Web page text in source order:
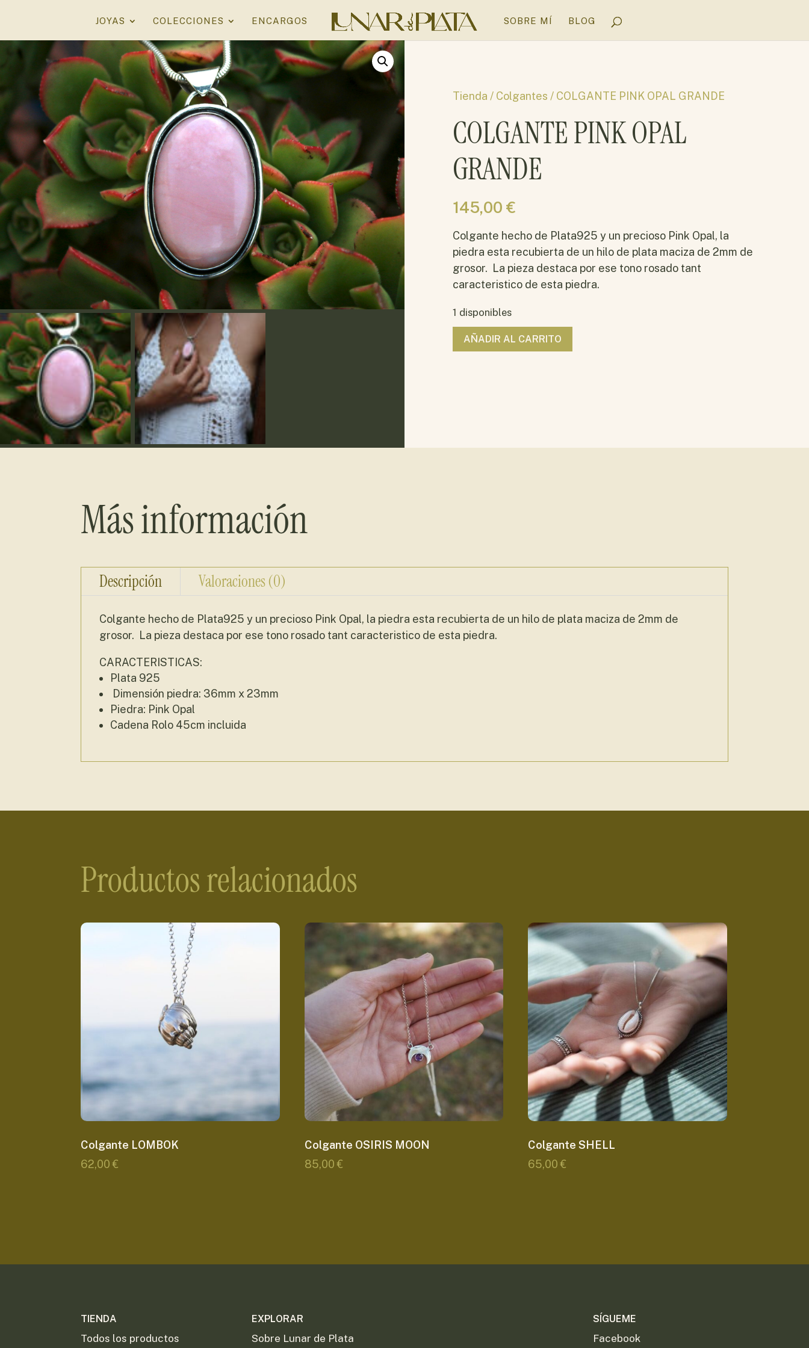
JOYAS COLECCIONES ENCARGOS SOBRE MÍ BLOG
Tienda / Colgantes / COLGANTE PINK OPAL GRANDE
COLGANTE PINK OPAL
GRANDE
145,00 €
Colgante hecho de Plata925 y un precioso Pink Opal, la
piedra esta recubierta de un hilo de plata maciza de 2mm de
grosor. La pieza destaca por ese tono rosado tant
caracteristico de esta piedra.
1 disponibles
AÑADIR AL CARRITO
Más información
Descripción Valoraciones (0)
Colgante hecho de Plata925 y un precioso Pink Opal, la piedra esta recubierta de un hilo de plata maciza de 2mm de
grosor. La pieza destaca por ese tono rosado tant caracteristico de esta piedra.
CARACTERISTICAS:
Plata 925
Dimensión piedra: 36mm x 23mm
Piedra: Pink Opal
Cadena Rolo 45cm incluida
Productos relacionados
Colgante LOMBOK
62,00€
Colgante OSIRIS MOON
85,00€
Colgante SHELL
65,00€
TIENDA
Todos los productos
EXPLORAR
Sobre Lunar de Plata
SÍGUEME
Facebook